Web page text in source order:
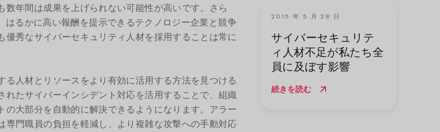
数年間は成果を上げられない可能性が高いです。さら
るかに高い報酬を提示できるテクノロジー企業と競争
優秀なサイバーセキュリティ人材を採用することは常に
る人材とリソースをより有効に活用する方法を見つける
れたサイバーインシデント対応を活用することで、組織
の大部分を自動的に解決できるようになります。アラー
専門職員の負担を軽減し、より複雑な攻撃への手動対応
2015 年 5 月 28 日
サイバーセキュリテ
ィ人材不足が私たち全
員に及ぼす影響
続きを読む